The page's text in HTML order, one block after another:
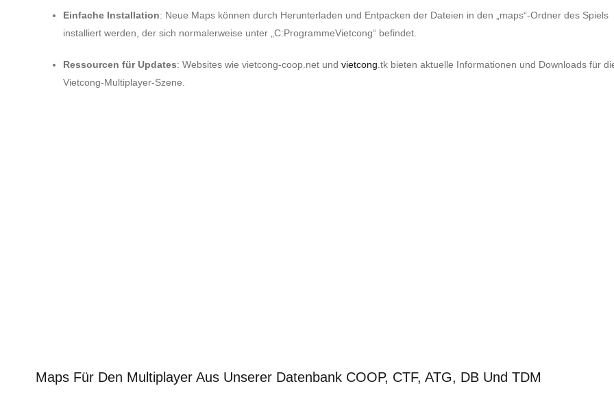
Einfache Installation: Neue Maps können durch Herunterladen und Entpacken der Dateien in den „maps“-Ordner des Spiels
installiert werden, der sich normalerweise unter „C:ProgrammeVietcong“ befindet.
Ressourcen für Updates: Websites wie vietcong-coop.net und vietcong .tk bieten aktuelle Informationen und Downloads für
Vietcong-Multiplayer-Szene.
Maps Für Den Multiplayer Aus Unserer Datenbank COOP, CTF, ATG, DB Und TDM